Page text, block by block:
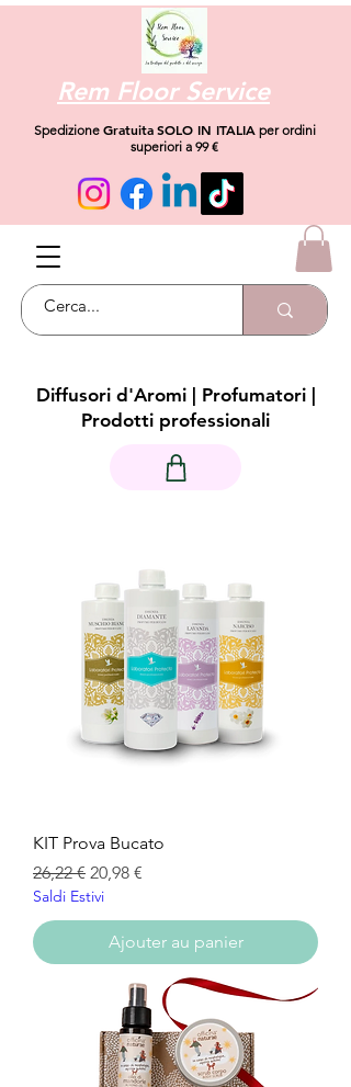
Rem Floor Service
Spedizione Gratuita SOLO IN ITALIAper ordini
superiori a 99 €
Diffusori d'Aromi | Profumatori |
Prodotti professionali
KIT Prova Bucato
Prix original
26,22 € Prix promotionnel
20,98 €
Saldi Estivi
Ajouter au panier